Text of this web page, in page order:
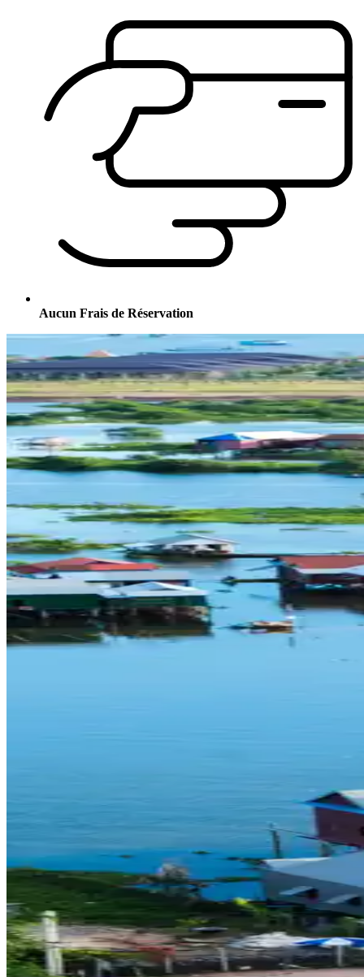
Aucun Frais de Réservation